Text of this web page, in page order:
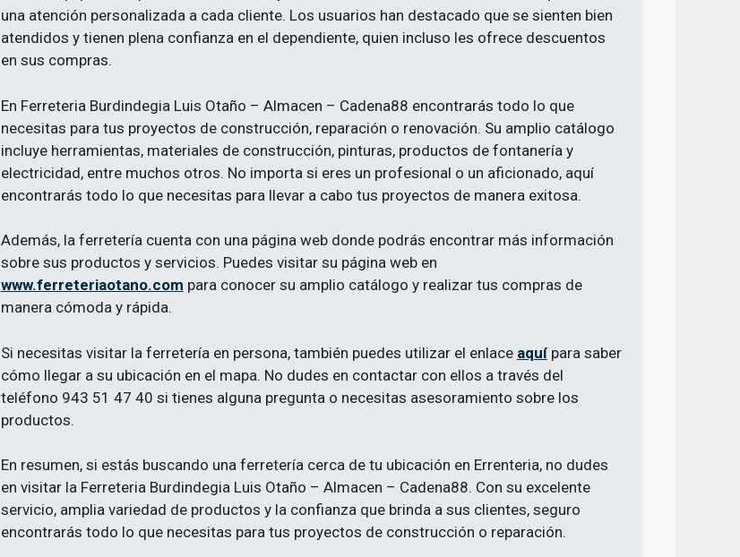
una atención personalizada a cada cliente. Los usuarios han destacado que se sienten bien
atendidos y tienen plena confianza en el dependiente, quien incluso les ofrece descuentos
en sus compras.
En Ferreteria Burdindegia Luis Otaño – Almacen – Cadena88 encontrarás todo lo que
necesitas para tus proyectos de construcción, reparación o renovación. Su amplio catálogo
incluye herramientas, materiales de construcción, pinturas, productos de fontanería y
electricidad, entre muchos otros. No importa si eres un profesional o un aficionado, aquí
encontrarás todo lo que necesitas para llevar a cabo tus proyectos de manera exitosa.
Además, la ferretería cuenta con una página web donde podrás encontrar más información
sobre sus productos y servicios. Puedes visitar su página web en
www.ferreteriaotano.com para conocer su amplio catálogo y realizar tus compras de
manera cómoda y rápida.
Si necesitas visitar la ferretería en persona, también puedes utilizar el enlace aquípara saber
cómo llegar a su ubicación en el mapa. No dudes en contactar con ellos a través del
teléfono 943 51 47 40 si tienes alguna pregunta o necesitas asesoramiento sobre los
productos.
En resumen, si estás buscando una ferretería cerca de tu ubicación en Errenteria, no dudes
en visitar la Ferreteria Burdindegia Luis Otaño – Almacen – Cadena88. Con su excelente
servicio, amplia variedad de productos y la confianza que brinda a sus clientes, seguro
encontrarás todo lo que necesitas para tus proyectos de construcción o reparación.